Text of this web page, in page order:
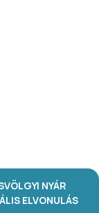
NYÁR
ELVONULÁS